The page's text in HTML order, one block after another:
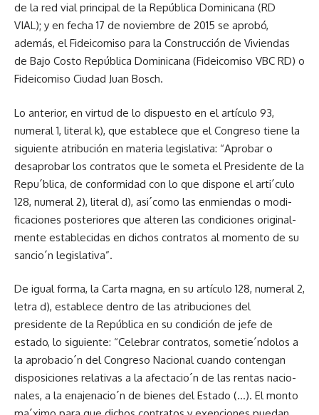
de la red vial principal de la Repú­blica Dominicana (RD
VIAL); y en fecha 17 de noviembre de 2015 se aprobó,
además, el Fi­deicomiso para la Construcción de Viviendas
de Bajo Costo Re­pública Dominicana (Fideico­miso VBC RD) o
Fideicomiso Ciudad Juan Bosch.
Lo anterior, en virtud de lo dispuesto en el artículo 93,
numeral 1, literal k), que es­tablece que el Congreso tiene la
siguiente atribución en ma­teria legislativa: “Aprobar o
desaprobar los contratos que le someta el Presidente de la
Repu´blica, de conformidad con lo que dispone el arti´culo
128, numeral 2), literal d), asi´como las enmiendas o modi­
ficaciones posteriores que al­teren las condiciones original­
mente establecidas en dichos contratos al momento de su
sancio´n legislativa”.
De igual forma, la Car­ta magna, en su artículo 128, numeral 2,
letra d), estable­ce dentro de las atribuciones del
presidente de la Repúbli­ca en su condición de jefe de
estado, lo siguiente: “Cele­brar contratos, sometie´ndolos a
la aprobacio´n del Congre­so Nacional cuando conten­gan
disposiciones relativas a la afectacio´n de las rentas nacio­
nales, a la enajenacio´n de bie­nes del Estado (…). El monto